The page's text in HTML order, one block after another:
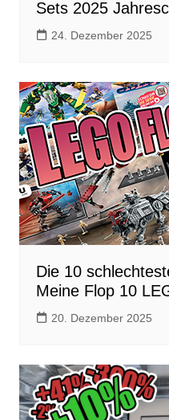
Sets 2025
24. Dezember 2025
Die 10
Meine Flop 10
20. Dezember 2025